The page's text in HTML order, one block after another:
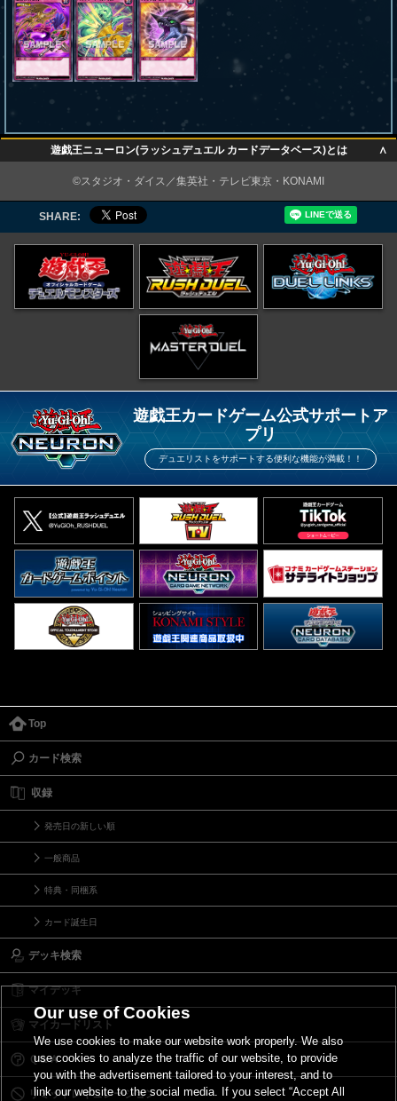
遊戯王ニューロン(ラッシュデュエル カードデータベース)とは ∧
©スタジオ・ダイス／集英社・テレビ東京・KONAMI
SHARE:
遊戯王カードゲーム公式サポートア
プリ
デュエリストをサポートする便利な機能が満載！！
Top
カード検索
収録
発売日の新しい順
一般商品
特典・同梱系
カード誕生日
デッキ検索
マイデッキ
マイカードリスト
Ｑ＆Ａ
リミットレギュレーション
Our use of Cookies
We use cookies to make our website work properly. We also
use cookies to analyze the traffic of our website, to provide
you with the advertisement tailored to your interest, and to
link our website to the social media. If you select “Accept All